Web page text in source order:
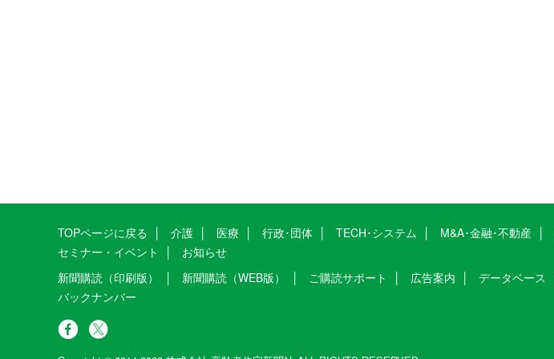
TOPページに戻る 介護 医療 行政･団体 TECH･システム M&A･金融･不動産
セミナー・イベント
お知らせ
新聞購読（印刷版）
新聞購読（WEB版） ご購読サポート 広告案内 データベース
バックナンバー